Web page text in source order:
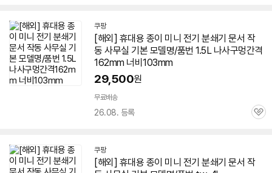
쿠팡
[해외] 휴대용 종이 미니 전기 분쇄기 문서 작
동 사무실 기본 모델명/품번 1.5L 나사구멍간격
162mm 너비103mm
29,500원
무료배송
26.08. 등록
관
쿠팡
[해외] 휴대용 종이 미니 전기 분쇄기 문서 작